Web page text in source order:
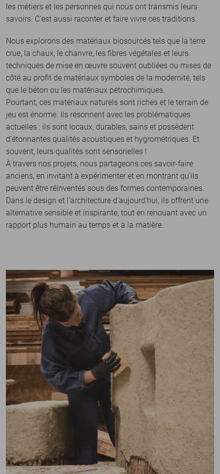
les métiers et les personnes qui nous ont transmis leurs
savoirs. C’est aussi raconter et faire vivre ces traditions.
Nous explorons des matériaux biosourcés tels que la terre
crue, la chaux, le chanvre, les fibres végétales et leurs
techniques de mise en œuvre souvent oubliées ou mises de
côté au profit de matériaux symboles de la modernité, tels
que le béton ou les matériaux pétrochimiques.
Pourtant, ces matériaux naturels sont riches et le terrain de
jeu est énorme. Ils résonnent avec les problématiques
actuelles : ils sont locaux, durables, sains et possèdent
d’étonnantes qualités acoustiques et hygrométriques. Et
souvent, leurs qualités sont sensorielles !
À travers nos projets, nous partageons ces savoir-faire
anciens, en invitant à expérimenter et en montrant qu’ils
peuvent être réinventés sous des formes contemporaines.
Dans le design et l’architecture d’aujourd’hui, ils offrent une
alternative sensible et inspirante, tout en renouant avec un
rapport plus humain au temps et à la matière.